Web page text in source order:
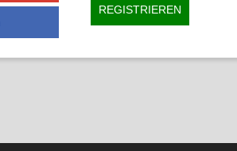
REGISTRIEREN